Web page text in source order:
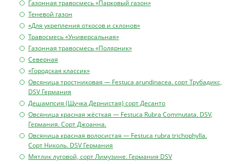
Газонная травосмесь «Парковый газон»
Теневой газон
«Для укрепления откосов и склонов»
Травосмесь «Универсальная»
Газонная травосмесь «Полярник»
Северная
«Городская классик»
Овсяница тростниковая — Festuca arundinacea. сорт Трубадикс,
DSV Германия
Дешампсия (Щучка Дернистая) сорт Десанто
Овсяница красная жёсткая — Festuca Rubra Commutata. DSV,
Германия. Сорт Джоанна.
Овсяница красная волосистая — Festuca rubra trichophylla.
Сорт Николь. DSV Германия
Мятлик луговой, сорт Лимузине. Германия DSV